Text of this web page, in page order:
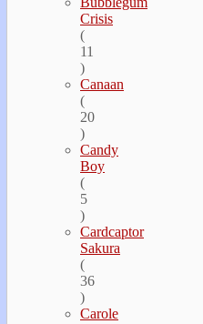
Crisis
(
11
)
Canaan
(
20
)
Candy
Boy
(
5
)
Cardcaptor
Sakura
(
36
)
Carole